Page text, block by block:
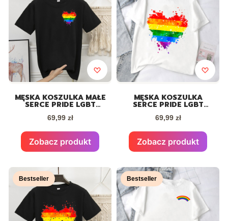
MĘSKA KOSZULKA MAŁE
SERCE PRIDE LGBT
Cena
69,99 zł
Zobacz produkt
MĘSKA KOSZULKA
SERCE PRIDE LGBT
Cena
69,99 zł
Zobacz produkt
Bestseller Bestseller